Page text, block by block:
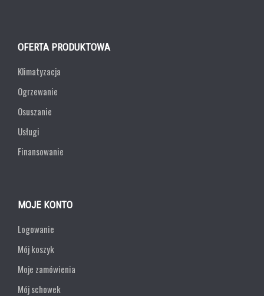
OFERTA PRODUKTOWA
Klimatyzacja
Ogrzewanie
Osuszanie
Usługi
Finansowanie
MOJE KONTO
Logowanie
Mój koszyk
Moje zamówienia
Mój schowek